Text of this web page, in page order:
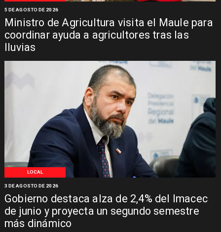
Ministro de Agricultura visita el Maule para
coordinar ayuda a agricultores tras las
lluvias
5 DE AGOSTO DE 2026
LOCAL
Gobierno destaca alza de 2,4% del Imacec
de junio y proyecta un segundo semestre
más dinámico
3 DE AGOSTO DE 2026